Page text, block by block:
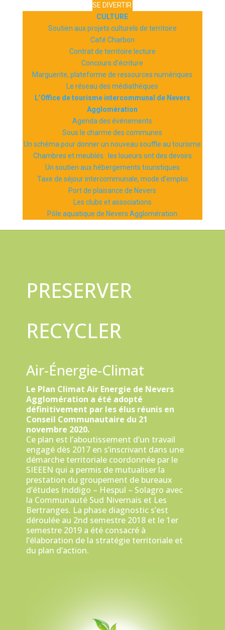
SE DIVERTIR
CULTURE
Soutien aux projets culturels de territoire
Café Charbon
Contrat de territoire lecture
Concours d’écriture
Marguerite, plateforme de ressources numériques
Le réseau des médiathèques
L’Office de tourisme intercommunal de Nevers
Agglomération
Agenda des événements
Sous le charme des communes
Un schéma pour donner un nouveau souffle au tourisme
Chambres et meublés : les loueurs ont des devoirs
Un soutien aux hébergements touristiques
Taxe de séjour intercommunale, mode d’emploi
Port de plaisance de Nevers
Les clubs et associations
Pôle aquatique de Nevers Agglomération
PRESERVER
RECYCLER
Air-Énergie-Climat
Le Plan Climat Air Energie de Nevers
Agglomération a été adopté
définitivement par les élus réunis en
Conseil Communautaire du 21
novembre 2020.
Ce plan est l’aboutissement d’un travail
engagé dès 2017 en s’inscrivant dans une
démarche territoriale coordonnée par le
SIEEEN qui a permis de mutualiser la
prestation du groupement de bureaux
d’études Inddigo – Hespul – Solagro avec
la Communauté Sud Nivernais et Les
Bertranges. La phase diagnostic s’est
déroulée au 2nd semestre 2018 et le 1er
semestre 2019 a été consacré à
l’élaboration de la stratégie territoriale et
du plan d’action.